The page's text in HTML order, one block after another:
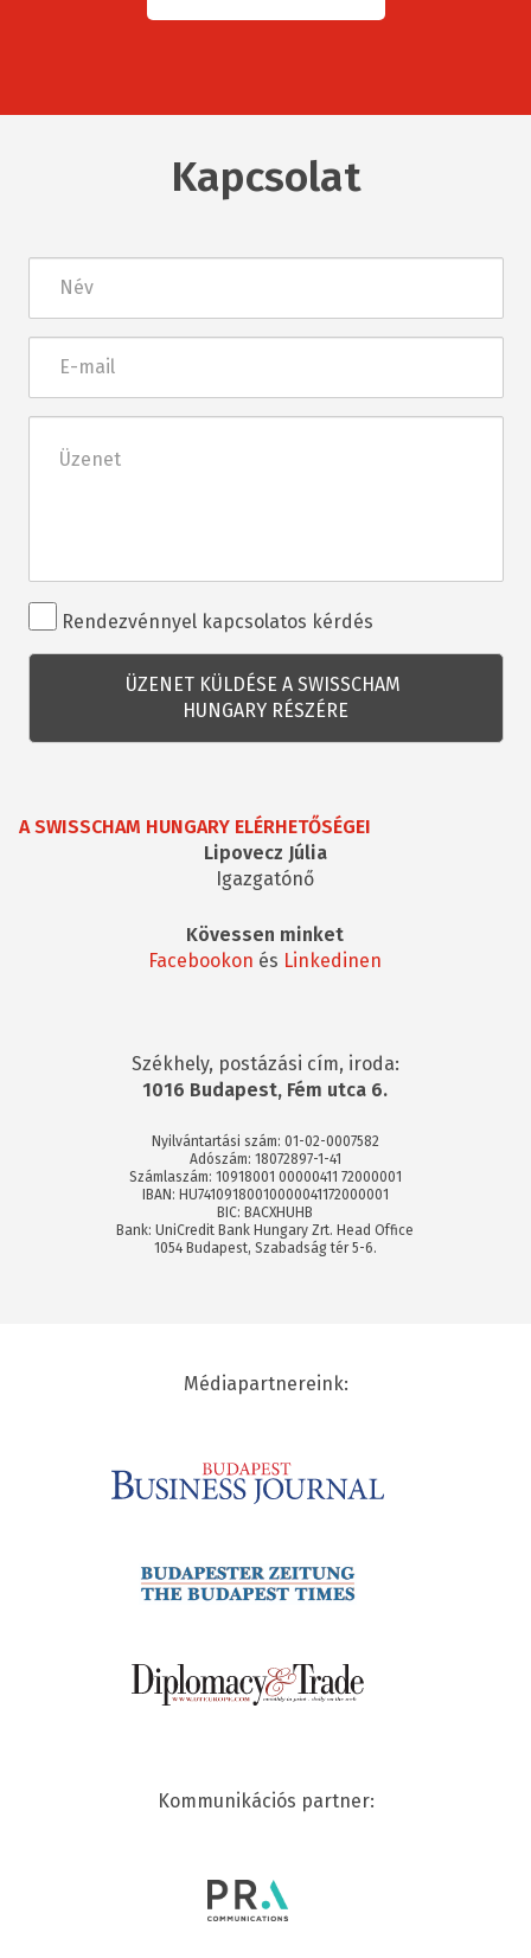
Kapcsolat
mail
Rendezvénnyel
kapcsolatos
kérdés
Rendezvénnyel kapcsolatos kérdés
A SWISSCHAM HUNGARY ELÉRHETŐSÉGEI
Lipovecz Júlia
Igazgatónő
Kövessen minket
Facebookon és Linkedinen
Székhely, postázási cím, iroda:
1016 Budapest, Fém utca 6.
Nyilvántartási szám: 01-02-0007582
Adószám: 18072897-1-41
Számlaszám: 10918001 00000411 72000001
IBAN: HU74109180010000041172000001
BIC: BACXHUHB
Bank: UniCredit Bank Hungary Zrt. Head Office
1054 Budapest, Szabadság tér 5-6.
Médiapartnereink:
Kommunikációs partner: